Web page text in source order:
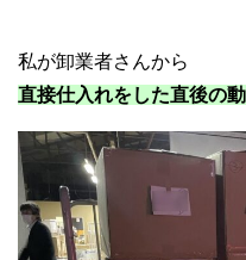
私が卸業者さんから
直接仕入れをした直後の